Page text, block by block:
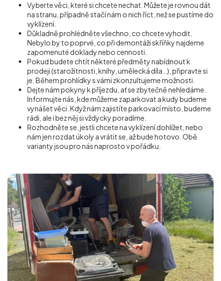
Vyberte věci, které si chcete nechat. Můžete je rovnou dát
na stranu, případně stačí nám o nich říct, než se pustíme do
vyklízení.
Důkladně prohlédněte všechno, co chcete vyhodit.
Nebylo by to poprvé, co při demontáži skříňky najdeme
zapomenuté doklady nebo cennosti.
Pokud budete chtít některé předměty nabídnout k
prodeji (starožitnosti, knihy, umělecká díla…), připravte si
je. Během prohlídky s vámi zkonzultujeme možnosti.
Dejte nám pokyny k příjezdu, ať se zbytečně nehledáme.
Informujte nás, kde můžeme zaparkovat a kudy budeme
vynášet věci. Když nám zajistíte parkovací místo, budeme
rádi, ale i bez něj si vždycky poradíme.
Rozhodněte se, jestli chcete na vyklízení dohlížet, nebo
nám jen rozdat úkoly a vrátit se, až bude hotovo. Obě
varianty jsou pro nás naprosto v pořádku.